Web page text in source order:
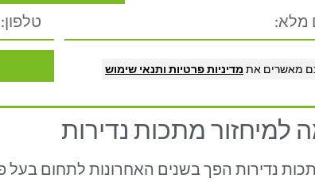
מאשרים את מדיניות פרטיות ותנאי שימוש
למיחזור מתכות נדירות
נדירות הפך בשנים האחרונות לתחום בעל